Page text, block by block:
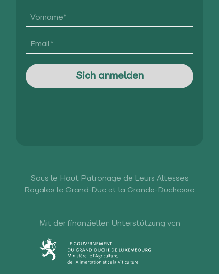
Sous le Haut Patronage de Leurs Altesses
Royales le Grand-Duc et la Grande-Duchesse
Mit der finanziellen Unterstützung von